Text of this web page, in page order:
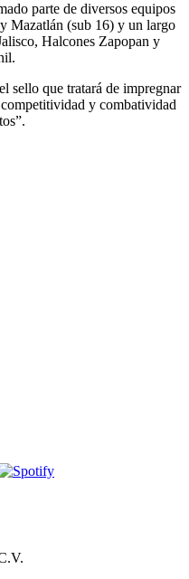
parte de diversos equipos
Mazatlán (sub 16) y un largo
Halcones Zapopan y
sello que tratará de impregnar
y combatividad